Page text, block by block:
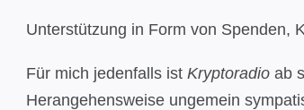
Unterstützung in Form von Spenden,
Für mich jedenfalls istKryptoradio ab
Herangehensweise ungemein